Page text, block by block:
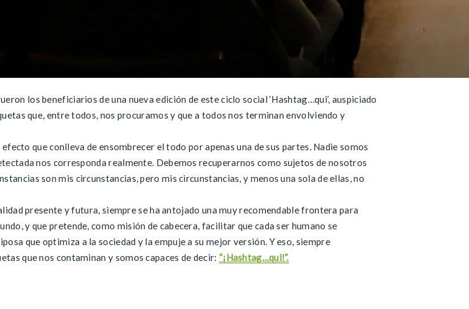
los beneficiarios de una nueva edición de este ciclo social ‘Hashtag…qui’, auspiciado
que, entre todos, nos procuramos y que a todos nos terminan envolviendo y
que conlleva de ensombrecer el todo por apenas una de sus partes. Nadie somos
nos corresponda realmente. Debemos recuperarnos como sujetos de nosotros
son mis circunstancias, pero mis circunstancias, y menos una sola de ellas, no
presente y futura, siempre se ha antojado una muy recomendable frontera para
y que pretende, como misión de cabecera, facilitar que cada ser humano se
que optimiza a la sociedad y la empuje a su mejor versión. Y eso, siempre
que nos contaminan y somos capaces de decir: “¡Hashtag…qui!”.